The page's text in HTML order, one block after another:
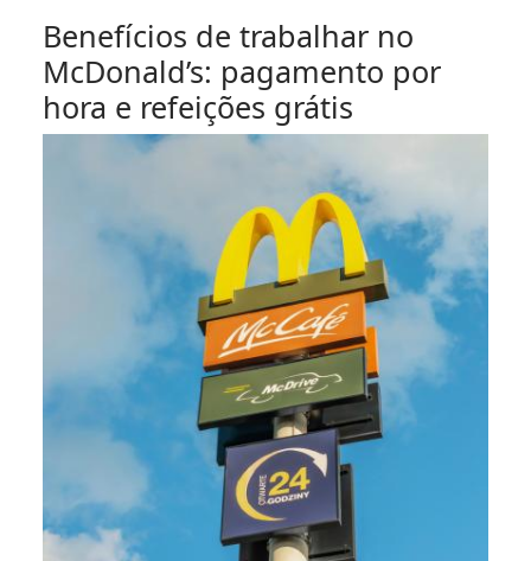
Benefícios de trabalhar no
McDonald’s: pagamento por
hora e refeições grátis